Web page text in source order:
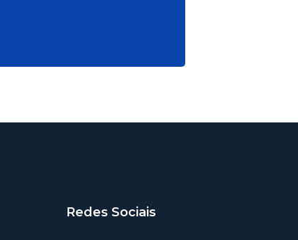
Redes Sociais